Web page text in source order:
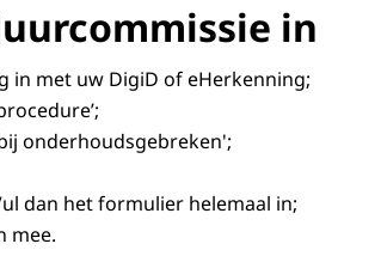
in
in met uw DigiD of eHerkenning;
onderhoudsgebreken';
dan het formulier helemaal in;
mee.